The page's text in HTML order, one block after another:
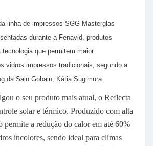
linha de impressos SGG Masterglas
durante a Fenavid, produtos
que permitem maior
vidros impressos tradicionais, segundo a
da Sain Gobain, Kátia Sugimura.
o seu produto mais atual, o Reflecta
solar e térmico. Produzido com alta
permite a redução do calor em até 60%
incolores, sendo ideal para climas